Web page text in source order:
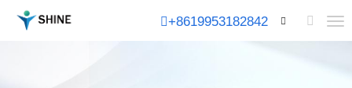
+8619953182842